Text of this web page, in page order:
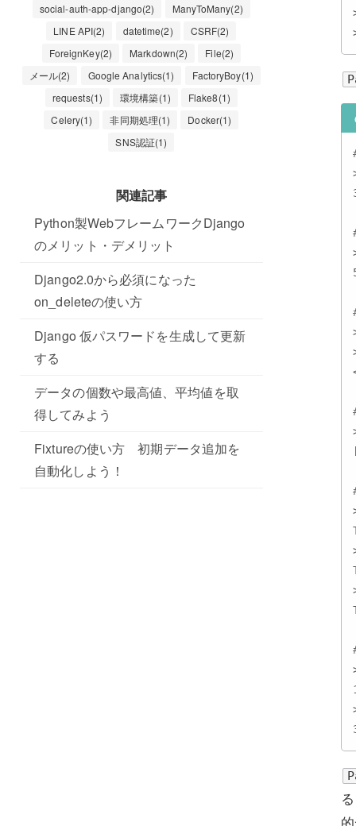
social-auth-app-django(2)
ManyToMany(2)
LINE API(2)
datetime(2)
CSRF(2)
ForeignKey(2)
Markdown(2)
File(2)
メール(2)
Google Analytics(1)
FactoryBoy(1)
requests(1)
環境構築(1)
Flake8(1)
Celery(1)
非同期処理(1)
Docker(1)
SNS認証(1)
関連記事
Python製WebフレームワークDjango
のメリット・デメリット
Django2.0から必須になった
on_deleteの使い方
Django 仮パスワードを生成して更新
する
データの個数や最高値、平均値を取
得してみよう
Fixtureの使い方 初期データ追加を
自動化しよう！